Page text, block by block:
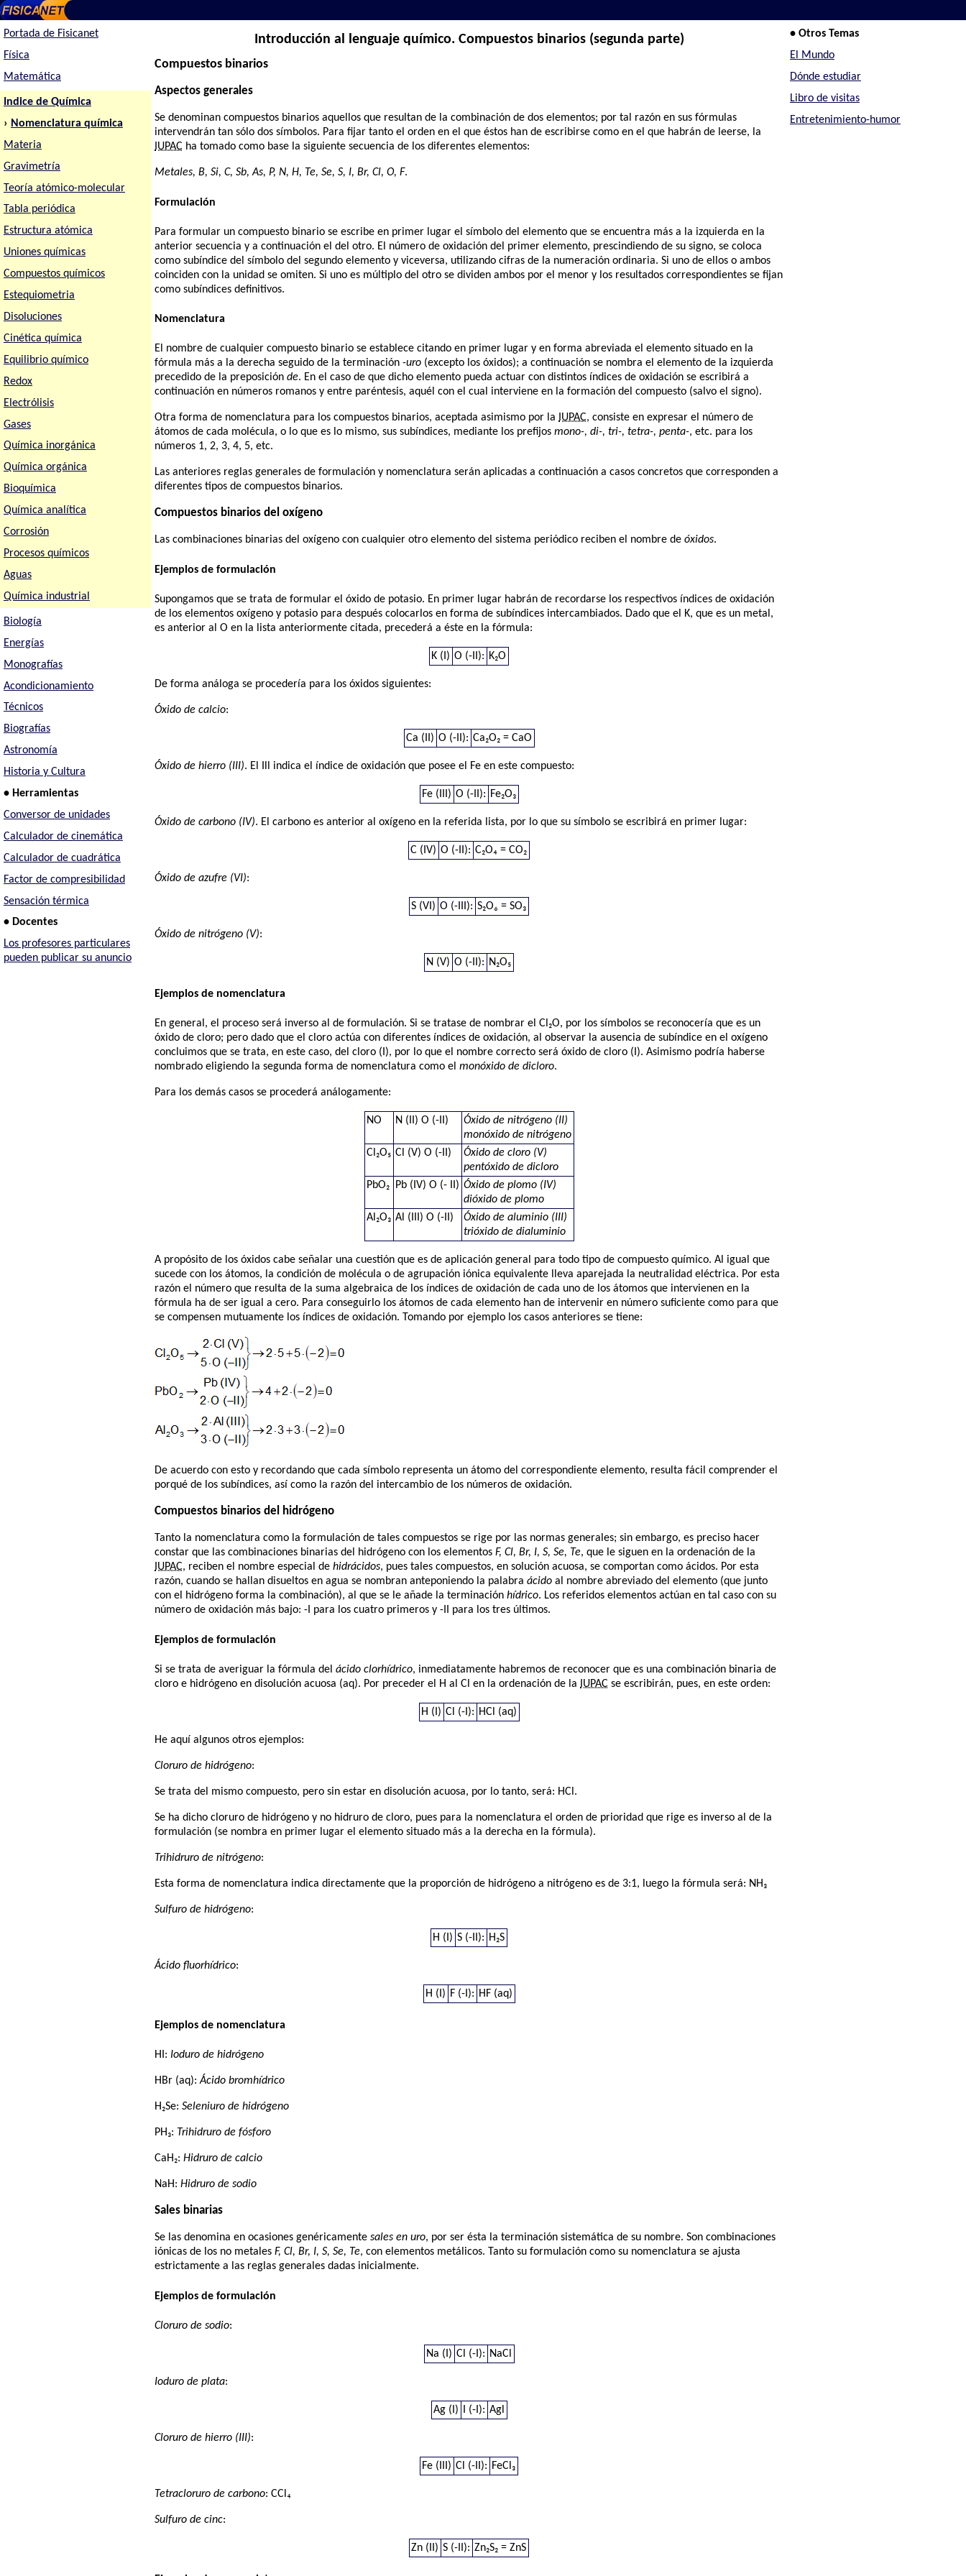
Portada de Fisicanet
Física
Matemática
Indice de Química
› Nomenclatura química
Materia
Gravimetría
Teoría atómico-molecular
Tabla periódica
Estructura atómica
Uniones químicas
Compuestos químicos
Estequiometria
Disoluciones
Cinética química
Equilibrio químico
Redox
Electrólisis
Gases
Química inorgánica
Química orgánica
Bioquímica
Química analítica
Corrosión
Procesos químicos
Aguas
Química industrial
Biología
Energías
Monografías
Acondicionamiento
Técnicos
Biografías
Astronomía
Historia y Cultura
• Herramientas
Conversor de unidades
Calculador de cinemática
Calculador de cuadrática
Factor de compresibilidad
Sensación térmica
• Docentes
Los profesores particulares
pueden publicar su anuncio
Introducción al lenguaje químico. Compuestos binarios (segunda parte)
Compuestos binarios
Aspectos generales
Se denominan compuestos binarios aquellos que resultan de la combinación de dos elementos; por tal razón en sus fórmulas
intervendrán tan sólo dos símbolos. Para fijar tanto el orden en el que éstos han de escribirse como en el que habrán de leerse, la
IUPAC ha tomado como base la siguiente secuencia de los diferentes elementos:
Metales, B, Si, C, Sb, As, P, N, H, Te, Se, S, I, Br, Cl, O, F.
Formulación
Para formular un compuesto binario se escribe en primer lugar el símbolo del elemento que se encuentra más a la izquierda en la
anterior secuencia y a continuación el del otro. El número de oxidación del primer elemento, prescindiendo de su signo, se coloca
como subíndice del símbolo del segundo elemento y viceversa, utilizando cifras de la numeración ordinaria. Si uno de ellos o ambos
coinciden con la unidad se omiten. Si uno es múltiplo del otro se dividen ambos por el menor y los resultados correspondientes se fijan
como subíndices definitivos.
Nomenclatura
El nombre de cualquier compuesto binario se establece citando en primer lugar y en forma abreviada el elemento situado en la
fórmula más a la derecha seguido de la terminación -uro (excepto los óxidos); a continuación se nombra el elemento de la izquierda
precedido de la preposiciónde. En el caso de que dicho elemento pueda actuar con distintos índices de oxidación se escribirá a
continuación en números romanos y entre paréntesis, aquél con el cual interviene en la formación del compuesto (salvo el signo).
Otra forma de nomenclatura para los compuestos binarios, aceptada asimismo por laIUPAC, consiste en expresar el número de
átomos de cada molécula, o lo que es lo mismo, sus subíndices, mediante los prefijosmono-, di-, tri-, tetra-, penta-, etc. para los
números 1, 2, 3, 4, 5, etc.
Las anteriores reglas generales de formulación y nomenclatura serán aplicadas a continuación a casos concretos que corresponden a
diferentes tipos de compuestos binarios.
Compuestos binarios del oxígeno
Las combinaciones binarias del oxígeno con cualquier otro elemento del sistema periódico reciben el nombre deóxidos.
Ejemplos de formulación
Supongamos que se trata de formular el óxido de potasio. En primer lugar habrán de recordarse los respectivos índices de oxidación
de los elementos oxígeno y potasio para después colocarlos en forma de subíndices intercambiados. Dado que el K, que es un metal,
es anterior al O en la lista anteriormente citada, precederá a éste en la fórmula:
K (I) O (-II): K₂O
De forma análoga se procedería para los óxidos siguientes:
Óxido de calcio:
Ca (II) O (-II): Ca₂O₂ = CaO
Óxido de hierro (III). El Ill indica el índice de oxidación que posee el Fe en este compuesto:
Fe (III) O (-II): Fe₂O₃
Óxido de carbono (IV). El carbono es anterior al oxígeno en la referida lista, por lo que su símbolo se escribirá en primer lugar:
C (IV) O (-II): C₂O₄ = CO₂
Óxido de azufre (VI):
S (VI) O (-III): S₂O₆ = SO₃
Óxido de nitrógeno (V):
N (V) O (-II): N₂O₅
Ejemplos de nomenclatura
En general, el proceso será inverso al de formulación. Si se tratase de nombrar el Cl₂O, por los símbolos se reconocería que es un
óxido de cloro; pero dado que el cloro actúa con diferentes índices de oxidación, al observar la ausencia de subíndice en el oxígeno
concluimos que se trata, en este caso, del cloro (I), por lo que el nombre correcto será óxido de cloro (I). Asimismo podría haberse
nombrado eligiendo la segunda forma de nomenclatura como elmonóxido de dicloro.
Para los demás casos se procederá análogamente:
NO N (II) O (-II)
Óxido de nitrógeno (II)
monóxido de nitrógeno
Cl₂O₅ Cl (V) O (-II)
Óxido de cloro (V)
pentóxido de dicloro
PbO₂ Pb (IV) O (- II) Óxido de plomo (IV)
dióxido de plomo
Al₂O₃ Al (III) O (-II)
Óxido de aluminio (III)
trióxido de dialuminio
A propósito de los óxidos cabe señalar una cuestión que es de aplicación general para todo tipo de compuesto químico. Al igual que
sucede con los átomos, la condición de molécula o de agrupación iónica equivalente lleva aparejada la neutralidad eléctrica. Por esta
razón el número que resulta de la suma algebraica de los índices de oxidación de cada uno de los átomos que intervienen en la
fórmula ha de ser igual a cero. Para conseguirlo los átomos de cada elemento han de intervenir en número suficiente como para que
se compensen mutuamente los índices de oxidación. Tomando por ejemplo los casos anteriores se tiene:
De acuerdo con esto y recordando que cada símbolo representa un átomo del correspondiente elemento, resulta fácil comprender el
porqué de los subíndices, así como la razón del intercambio de los números de oxidación.
Compuestos binarios del hidrógeno
Tanto la nomenclatura como la formulación de tales compuestos se rige por las normas generales; sin embargo, es preciso hacer
constar que las combinaciones binarias del hidrógeno con los elementosF, Cl, Br, I, S, Se, Te, que le siguen en la ordenación de la
IUPAC, reciben el nombre especial dehidrácidos, pues tales compuestos, en solución acuosa, se comportan como ácidos. Por esta
razón, cuando se hallan disueltos en agua se nombran anteponiendo la palabraácido al nombre abreviado del elemento (que junto
con el hidrógeno forma la combinación), al que se le añade la terminaciónhídrico. Los referidos elementos actúan en tal caso con su
número de oxidación más bajo: -I para los cuatro primeros y -II para los tres últimos.
Ejemplos de formulación
Si se trata de averiguar la fórmula delácido clorhídrico, inmediatamente habremos de reconocer que es una combinación binaria de
cloro e hidrógeno en disolución acuosa (aq). Por preceder el H al Cl en la ordenación de la
IUPAC se escribirán, pues, en este orden:
H (I) Cl (-I): HCl (aq)
He aquí algunos otros ejemplos:
Cloruro de hidrógeno:
Se trata del mismo compuesto, pero sin estar en disolución acuosa, por lo tanto, será: HCl.
Se ha dicho cloruro de hidrógeno y no hidruro de cloro, pues para la nomenclatura el orden de prioridad que rige es inverso al de la
formulación (se nombra en primer lugar el elemento situado más a la derecha en la fórmula).
Trihidruro de nitrógeno:
Esta forma de nomenclatura indica directamente que la proporción de hidrógeno a nitrógeno es de 3:1, luego la fórmula será: NH₃
Sulfuro de hidrógeno:
H (I) S (-II): H₂S
Ácido fluorhídrico:
H (I) F (-I): HF (aq)
Ejemplos de nomenclatura
HI: Ioduro de hidrógeno
HBr (aq):Ácido bromhídrico
H₂Se:Seleniuro de hidrógeno
PH₃: Trihidruro de fósforo
CaH₂:Hidruro de calcio
NaH:Hidruro de sodio
Sales binarias
Se las denomina en ocasiones genéricamentesales en uro, por ser ésta la terminación sistemática de su nombre. Son combinaciones
iónicas de los no metalesF, Cl, Br, I, S, Se, Te, con elementos metálicos. Tanto su formulación como su nomenclatura se ajusta
estrictamente a las reglas generales dadas inicialmente.
Ejemplos de formulación
Cloruro de sodio:
Na (I) Cl (-I): NaCl
Ioduro de plata:
Ag (I) I (-I): Agl
Cloruro de hierro (III):
Fe (III) Cl (-II): FeCl₃
Tetracloruro de carbono: CCl₄
Sulfuro de cinc:
Zn (II) S (-II): Zn₂S₂ = ZnS
• Otros Temas
El Mundo
Dónde estudiar
Libro de visitas
Entretenimiento-humor